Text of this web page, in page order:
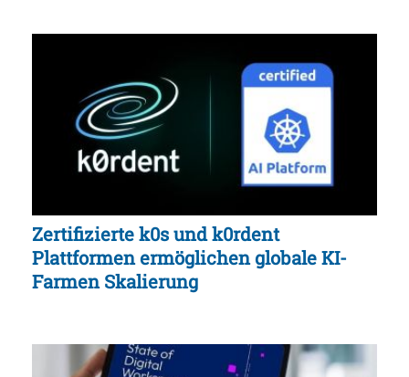
Zertifizierte k0s und k0rdent
Plattformen ermöglichen globale KI-
Farmen Skalierung